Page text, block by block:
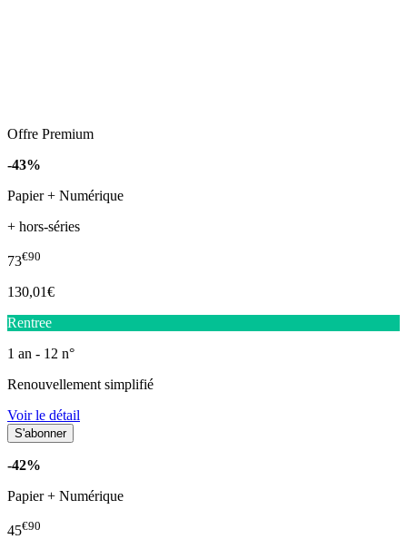
Offre Premium
-43%
Papier + Numérique
+ hors-séries
73€90
130,01€
Rentree
1 an - 12 n°
Renouvellement simplifié
Voir le détail
-42%
Papier + Numérique
45€90